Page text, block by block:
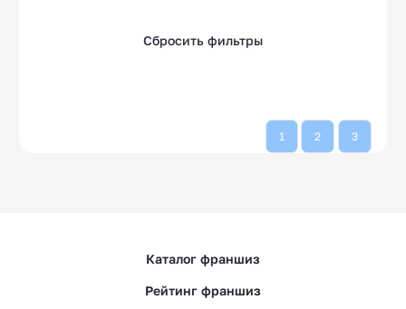
Сбросить фильтры
1 2 3
Каталог франшиз
Рейтинг франшиз